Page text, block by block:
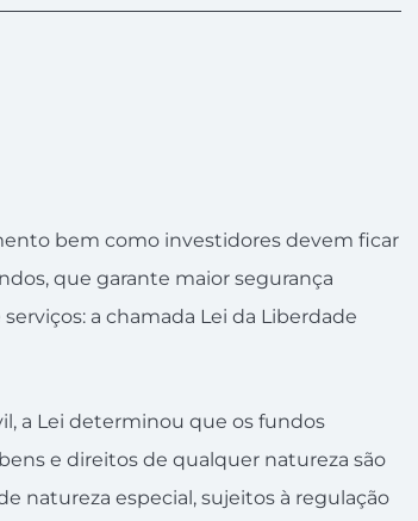
bem como investidores devem ficar
que garante maior segurança
a chamada Lei da Liberdade
a Lei determinou que os fundos
e direitos de qualquer natureza são
natureza especial, sujeitos à regulação